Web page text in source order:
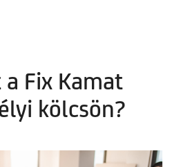
Fix Kamat
kölcsön?